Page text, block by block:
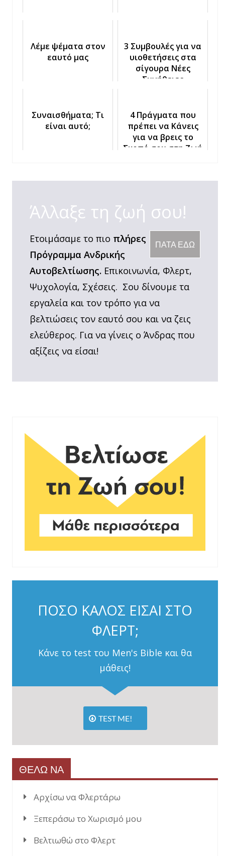
Λέμε ψέματα στον
εαυτό μας
3 Συμβουλές για να
υιοθετήσεις στα
σίγουρα Νέες
Συνήθειες
Συναισθήματα; Τι
είναι αυτό;
4 Πράγματα που
πρέπει να Κάνεις
για να βρεις το
Σκοπό σου στη Ζωή
Άλλαξε τη ζωή σου!
ΠΑΤΑ ΕΔΩ
Ετοιμάσαμε το πιο πλήρες
Πρόγραμμα Ανδρικής
Αυτοβελτίωσης. Επικοινωνία, Φλερτ,
Ψυχολογία, Σχέσεις. Σου δίνουμε τα
εργαλεία και τον τρόπο για να
βελτιώσεις τον εαυτό σου και να ζεις
ελεύθερος. Για να γίνεις ο Άνδρας που
αξίζεις να είσαι!
ΠΟΣΟ ΚΑΛΟΣ ΕΙΣΑΙ ΣΤΟ
ΦΛΕΡΤ;
Κάνε το test του Men's Bible και θα
μάθεις!
TEST ME!
ΘΕΛΩ ΝΑ
Αρχίσω να Φλερτάρω
Ξεπεράσω το Χωρισμό μου
Βελτιωθώ στο Φλερτ